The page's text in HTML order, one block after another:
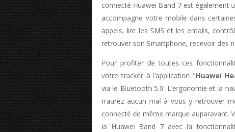
connecté Huawei Band 7 est également
accompagne votre mobile dans
appels, lire les SMS et les emails,
retrouver son Smartphone, recevoir des
Pour profiter de toutes ces
votre tracker à l’application "Huawei
via le Bluetooth 5.0. L’ergonomie et la
n’aurez aucun mal à vous y retrouver
connecté de même marque auparavant.
la Huawei Band 7 avec la